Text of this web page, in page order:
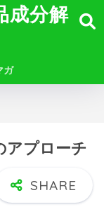
成分解
ガ
アプローチ